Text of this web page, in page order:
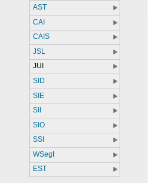
AST
CAI
CAIS
JSL
JUI
SID
SIE
SII
SIO
SSI
WSegI
EST